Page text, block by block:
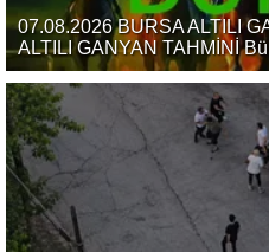
07.08.2026 BURSA ALTILI
ALTILI GANYAN TAHMİNİ